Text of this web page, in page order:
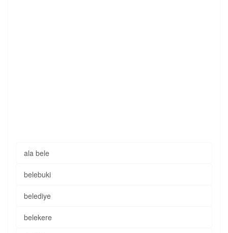
ala bele
belebuki
belediye
belekere